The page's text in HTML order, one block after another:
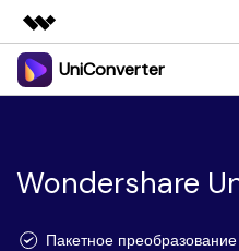
Рекомендуемые продукты
Решения
О нас
Новости
UniConverter
Windows
Функции
Руководство
Wondershare
Пакетное